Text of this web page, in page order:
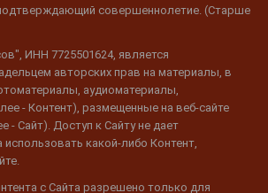
совершеннолетие. (Старше
ИНН 7725501624, является
авторских прав на материалы, в
аудиоматериалы,
- Контент), размещенные на веб-сайте
- Сайт). Доступ к Сайту не дает
какой-либо Контент,
с Сайта разрешено только для